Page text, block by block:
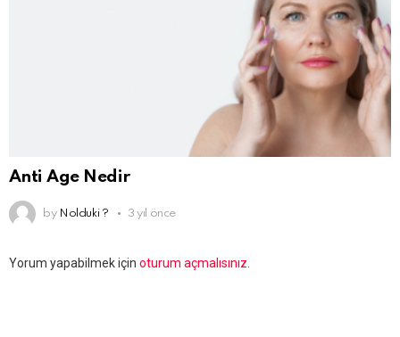
Anti Age Nedir
by Nolduki ? 3 yıl önce
Bir
Yorum yapabilmek için oturum açmalısınız